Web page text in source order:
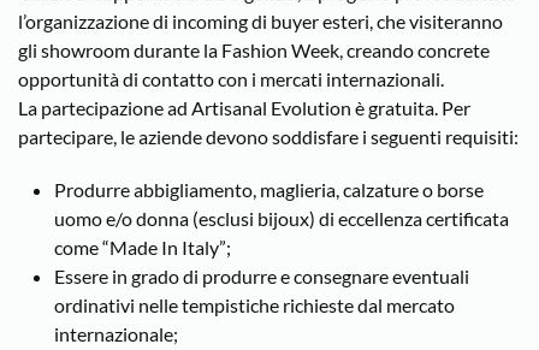
l’organizzazione di incoming di buyer esteri, che visiteranno
gli showroom durante la Fashion Week, creando concrete
opportunità di contatto con i mercati internazionali.
La partecipazione ad Artisanal Evolution è gratuita. Per
partecipare, le aziende devono soddisfare i seguenti requisiti:
Produrre abbigliamento, maglieria, calzature o borse
uomo e/o donna (esclusi bijoux) di eccellenza certificata
come “Made In Italy”;
Essere in grado di produrre e consegnare eventuali
ordinativi nelle tempistiche richieste dal mercato
internazionale;